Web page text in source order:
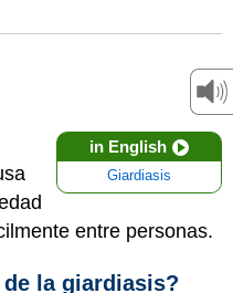
in English
Giardiasis
entre personas.
la giardiasis?